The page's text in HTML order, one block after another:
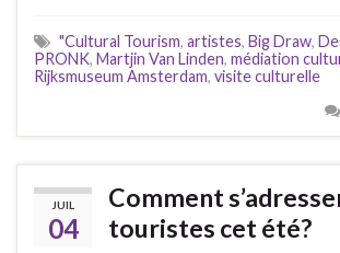
"Cultural Tourism, artistes, Big Draw,
PRONK, Martjin Van Linden, médiation
Rijksmuseum Amsterdam, visite culturelle
JUIL
04
Comment
touristes cet été?